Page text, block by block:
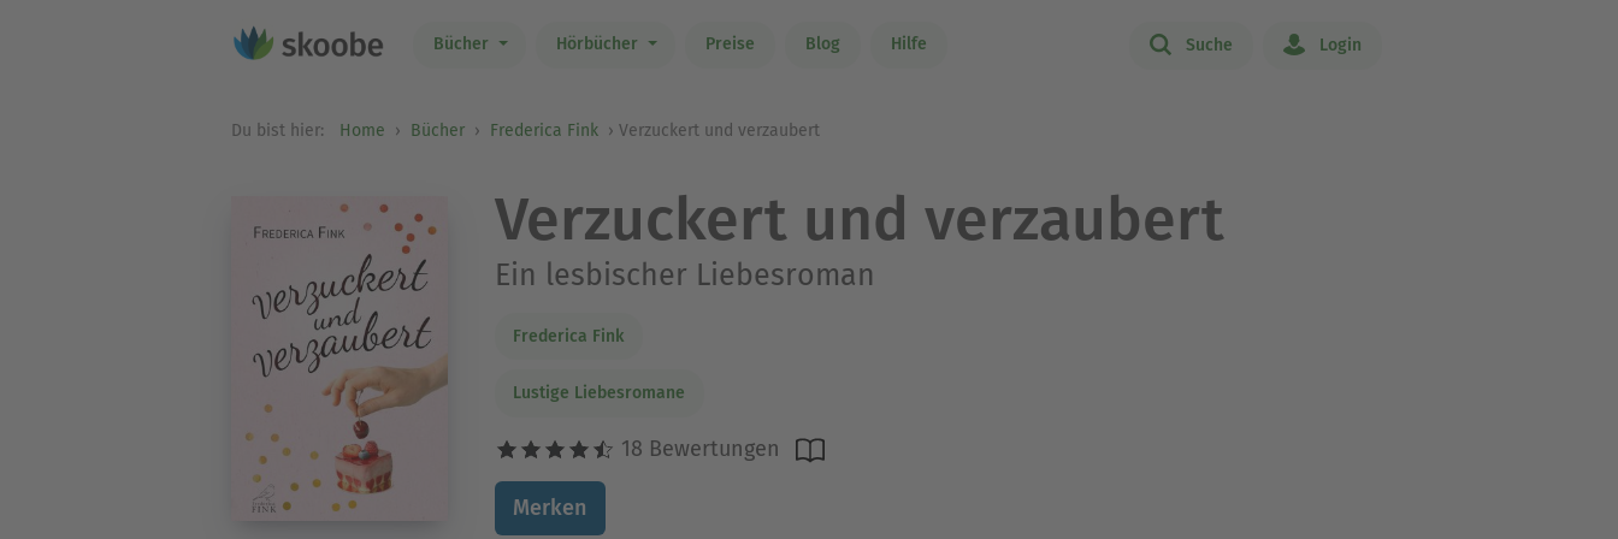
Bücher Hörbücher Preise Blog Hilfe Suche Login
Du bist hier: Home Bücher Frederica Fink Verzuckert und verzaubert
Verzuckert und verzaubert
Ein lesbischer Liebesroman
Frederica Fink
Lustige Liebesromane
18 Bewertungen
Merken